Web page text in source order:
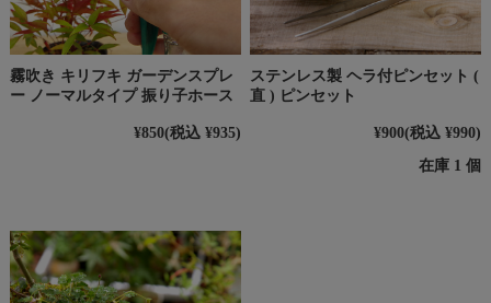
霧吹き キリフキ ガーデンスプレ
ー ノーマルタイプ 振り子ホース
¥850(税込 ¥935)
ステンレス製 ヘラ付ピンセット (
直 ) ピンセット
¥900(税込 ¥990)
在庫 1 個